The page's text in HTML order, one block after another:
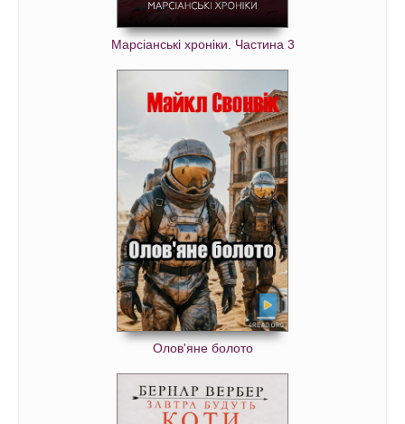
Марсіанські хроніки. Частина 3
Олов'яне болото